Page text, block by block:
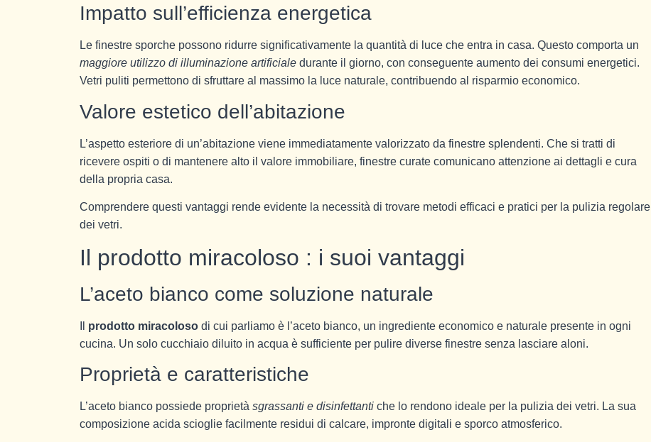
Impatto sull’efficienza energetica
Le finestre sporche possono ridurre significativamente la quantità di luce che entra in casa. Questo comporta un
maggiore utilizzo di illuminazione artificiale durante il giorno, con conseguente aumento dei consumi energetici.
Vetri puliti permettono di sfruttare al massimo la luce naturale, contribuendo al risparmio economico.
Valore estetico dell’abitazione
L’aspetto esteriore di un’abitazione viene immediatamente valorizzato da finestre splendenti. Che si tratti di
ricevere ospiti o di mantenere alto il valore immobiliare, finestre curate comunicano attenzione ai dettagli e cura
della propria casa.
Comprendere questi vantaggi rende evidente la necessità di trovare metodi efficaci e pratici per la pulizia regolare
dei vetri.
Il prodotto miracoloso : i suoi vantaggi
L’aceto bianco come soluzione naturale
prodotto miracoloso di cui parliamo è l’aceto bianco, un ingrediente economico e naturale presente in ogni
cucina. Un solo cucchiaio diluito in acqua è sufficiente per pulire diverse finestre senza lasciare aloni.
Proprietà e caratteristiche
L’aceto bianco possiede proprietà sgrassanti e disinfettanti che lo rendono ideale per la pulizia dei vetri. La sua
composizione acida scioglie facilmente residui di calcare, impronte digitali e sporco atmosferico.